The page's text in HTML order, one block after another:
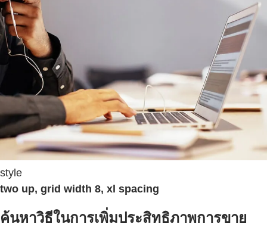
style
two up, grid width 8, xl spacing
ค้นหาวิธีในการเพิ่มประสิทธิภาพการขาย